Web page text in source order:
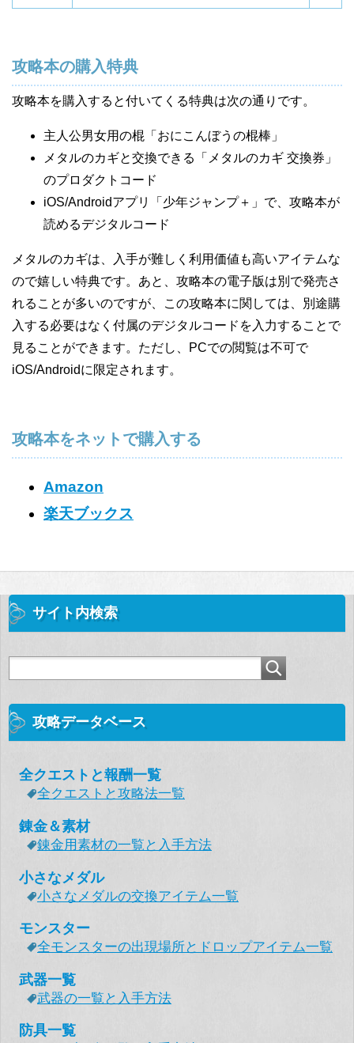
攻略本の購入特典
攻略本を購入すると付いてくる特典は次の通りです。
主人公男女用の棍「おにこんぼうの棍棒」
メタルのカギと交換できる「メタルのカギ 交換券」
のプロダクトコード
iOS/Androidアプリ「少年ジャンプ＋」で、攻略本が
読めるデジタルコード
メタルのカギは、入手が難しく利用価値も高いアイテムな
ので嬉しい特典です。あと、攻略本の電子版は別で発売さ
れることが多いのですが、この攻略本に関しては、別途購
入する必要はなく付属のデジタルコードを入力することで
見ることができます。ただし、PCでの閲覧は不可で
iOS/Androidに限定されます。
攻略本をネットで購入する
Amazon
楽天ブックス
サイト内検索
攻略データベース
全クエストと報酬一覧
全クエストと攻略法一覧
錬金＆素材
錬金用素材の一覧と入手方法
小さなメダル
小さなメダルの交換アイテム一覧
モンスター
全モンスターの出現場所とドロップアイテム一覧
武器一覧
武器の一覧と入手方法
防具一覧